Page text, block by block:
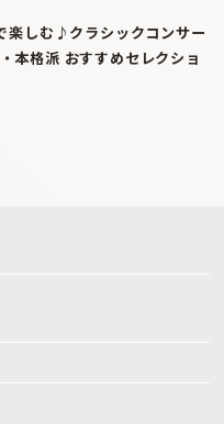
楽しむ♪クラシックコンサー
本格派 おすすめセレクショ